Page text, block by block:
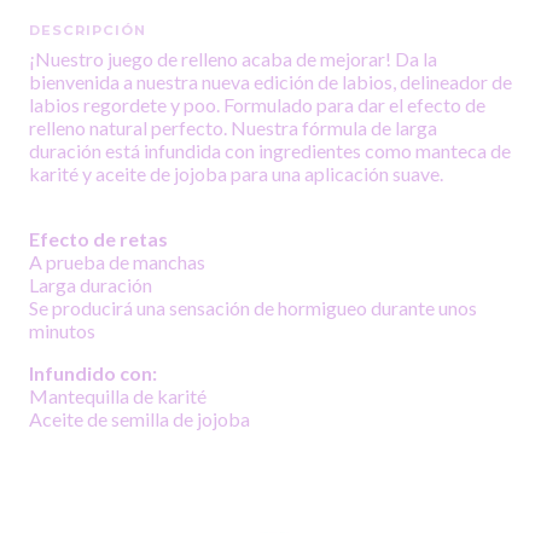
DESCRIPCIÓN
¡Nuestro juego de relleno acaba de mejorar! Da la
bienvenida a nuestra nueva edición de labios, delineador de
labios regordete y poo. Formulado para dar el efecto de
relleno natural perfecto. Nuestra fórmula de larga
duración está infundida con ingredientes como manteca de
karité y aceite de jojoba para una aplicación suave.
Efecto de retas
A prueba de manchas
Larga duración
Se producirá una sensación de hormigueo durante unos
minutos
Infundido con:
Mantequilla de karité
Aceite de semilla de jojoba